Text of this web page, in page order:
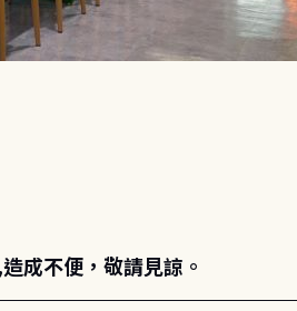
成不便，敬請見諒。